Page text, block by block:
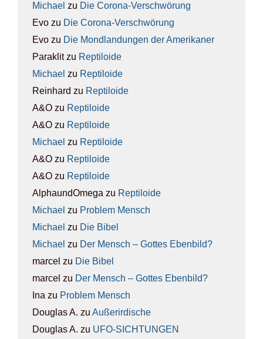
Michael zu Die Coro­na-Ver­schwö­rung
Evo zu Die Coro­na-Ver­schwö­rung
Evo zu Die Mond­lan­dun­gen der Ame­ri­ka­ner
Paraklitzu Rep­ti­lo­ide
Michael zu Rep­ti­lo­ide
Reinhard zu Rep­ti­lo­ide
A&O zu Rep­ti­lo­ide
A&O zu Rep­ti­lo­ide
Michael zu Rep­ti­lo­ide
A&O zu Rep­ti­lo­ide
A&O zu Rep­ti­lo­ide
AlphaundOmega zu Rep­ti­lo­ide
Michael zu Pro­blem Mensch
Michael zu Die Bibel
Michael zu Der Mensch – Got­tes Eben­bild?
marcel zu Die Bibel
marcel zu Der Mensch – Got­tes Eben­bild?
Ina zu Pro­blem Mensch
Douglas A. zu Außer­ir­di­sche
Douglas A. zu UFO-SICH­TUN­GEN